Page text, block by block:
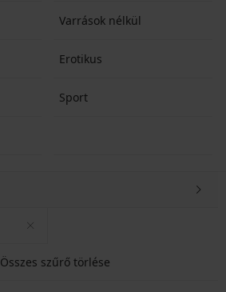
Varrások nélkül
Erotikus
Sport
Összes szűrő törlése